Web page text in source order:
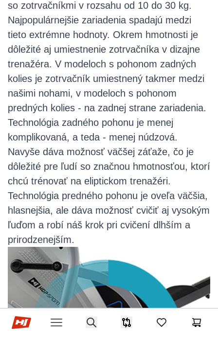
Hop-Sport.cz
Open menu
Search
Srovnávač items in favorites,
Košík
so zotrvačníkmi v rozsahu od 10 do 30 kg.
Najpopulárnejšie zariadenia spadajú medzi
tieto extrémne hodnoty. Okrem hmotnosti je
dôležité aj umiestnenie zotrvačníka v dizajne
trenažéra. V modeloch s pohonom zadných
kolies je zotrvačník umiestnený takmer medzi
našimi nohami, v modeloch s pohonom
predných kolies - na zadnej strane zariadenia.
Technológia zadného pohonu je menej
komplikovaná, a teda - menej núdzová.
Navyše dáva možnosť väčšej záťaže, čo je
dôležité pre ľudí so značnou hmotnosťou, ktorí
chcú trénovať na eliptickom trenažéri.
Technológia predného pohonu je oveľa väčšia,
hlasnejšia, ale dáva možnosť cvičiť aj vysokým
ľuďom a robí náš krok pri cvičení dlhším a
prirodzenejším.